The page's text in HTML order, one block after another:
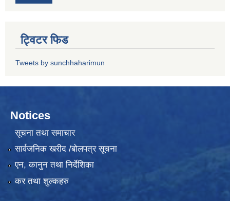
ट्विटर फिड
Tweets by sunchhaharimun
Notices
सूचना तथा समाचार
सार्वजनिक खरीद /बोलपत्र सूचना
एन, कानुन तथा निर्देशिका
कर तथा शुल्कहरु